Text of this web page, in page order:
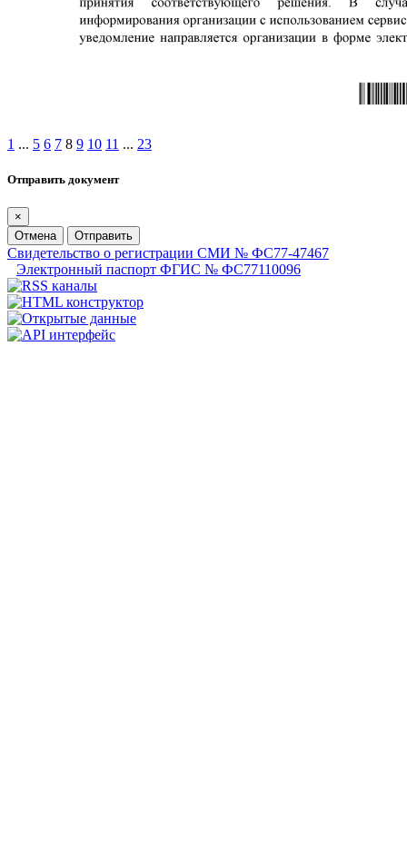
1 ... 5 6 7 8 9 10 11 ... 23
Отправить документ
×
Отмена
Отправить
Свидетельство о регистрации СМИ № ФС77-47467
Электронный паспорт ФГИС № ФС77110096